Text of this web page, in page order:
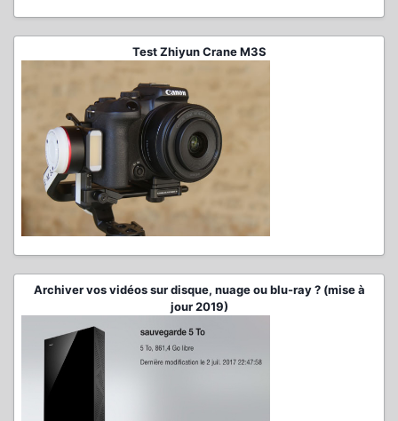
Test Zhiyun Crane M3S
Archiver vos vidéos sur disque, nuage ou blu-ray ? (mise à
jour 2019)